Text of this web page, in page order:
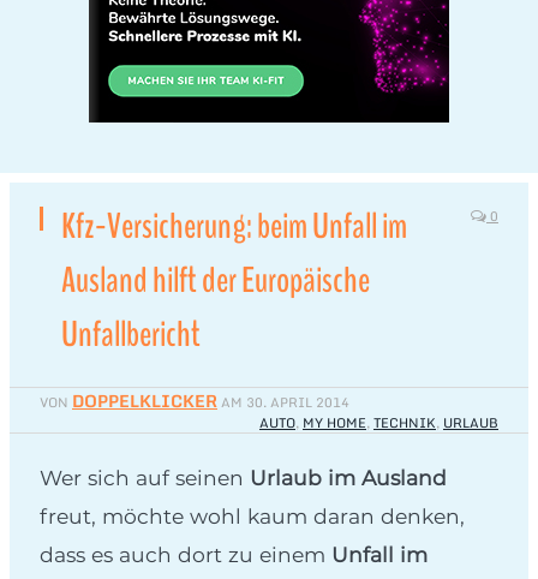
Kfz-Versicherung: beim Unfall im
Ausland hilft der Europäische
Unfallbericht
0
VON DOPPELKLICKERAM 30. APRIL 2014
AUTO, MY HOME,TECHNIK, URLAUB
Wer sich auf seinen Urlaub im Ausland
freut, möchte wohl kaum daran denken,
dass es auch dort zu einem Unfall im